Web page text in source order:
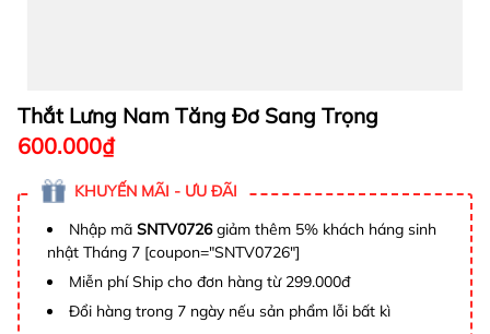
Thắt Lưng Nam Tăng Đơ Sang Trọng
600.000₫
KHUYẾN MÃI - ƯU ĐÃI
Nhập mã SNTV0726giảm thêm 5% khách háng sinh
nhật Tháng 7 [coupon="SNTV0726"]
Miễn phí Ship cho đơn hàng từ 299.000đ
Đổi hàng trong 7 ngày nếu sản phẩm lỗi bất kì